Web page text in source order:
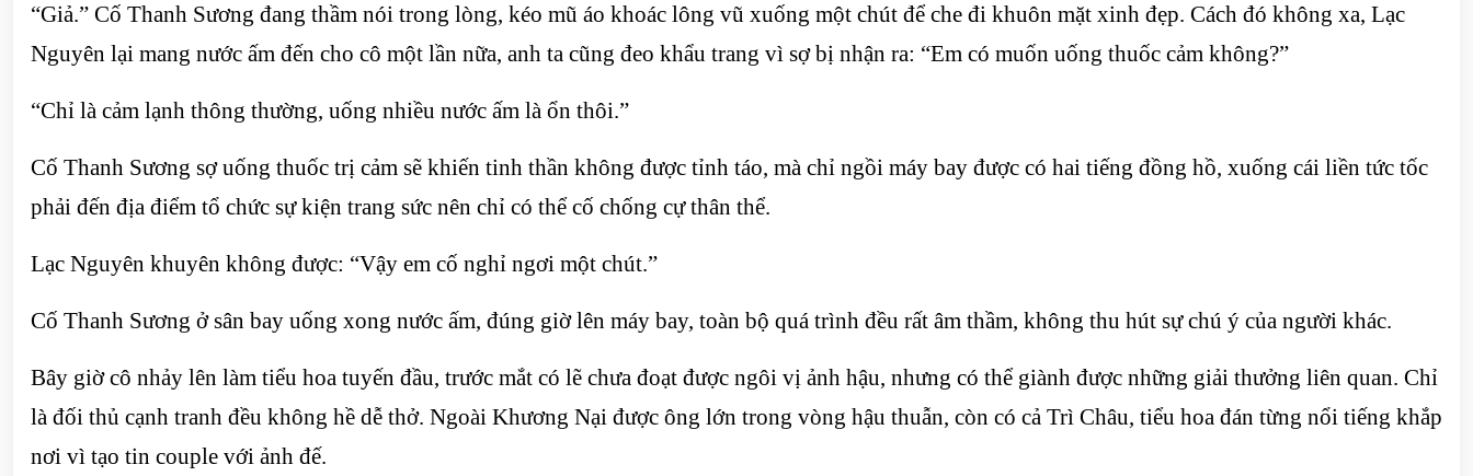
“Giả.” Cố Thanh Sương đang thầm nói trong lòng, kéo mũ áo khoác lông vũ xuống một chút để che đi khuôn mặt xinh đẹp. Cách đó không xa, Lạc
Nguyên lại mang nước ấm đến cho cô một lần nữa, anh ta cũng đeo khẩu trang vì sợ bị nhận ra: “Em có muốn uống thuốc cảm không?”
“Chỉ là cảm lạnh thông thường, uống nhiều nước ấm là ổn thôi.”
Cố Thanh Sương sợ uống thuốc trị cảm sẽ khiến tinh thần không được tỉnh táo, mà chỉ ngồi máy bay được có hai tiếng đồng hồ, xuống cái liền tức tốc
phải đến địa điểm tổ chức sự kiện trang sức nên chỉ có thể cố chống cự thân thể.
Lạc Nguyên khuyên không được: “Vậy em cố nghỉ ngơi một chút.”
Cố Thanh Sương ở sân bay uống xong nước ấm, đúng giờ lên máy bay, toàn bộ quá trình đều rất âm thầm, không thu hút sự chú ý của người khác.
Bây giờ cô nhảy lên làm tiểu hoa tuyến đầu, trước mắt có lẽ chưa đoạt được ngôi vị ảnh hậu, nhưng có thể giành được những giải thưởng liên quan. Chỉ
là đối thủ cạnh tranh đều không hề dễ thở. Ngoài Khương Nại được ông lớn trong vòng hậu thuẫn, còn có cả Trì Châu, tiểu hoa đán từng nổi tiếng khắp
nơi vì tạo tin couple với ảnh đế.